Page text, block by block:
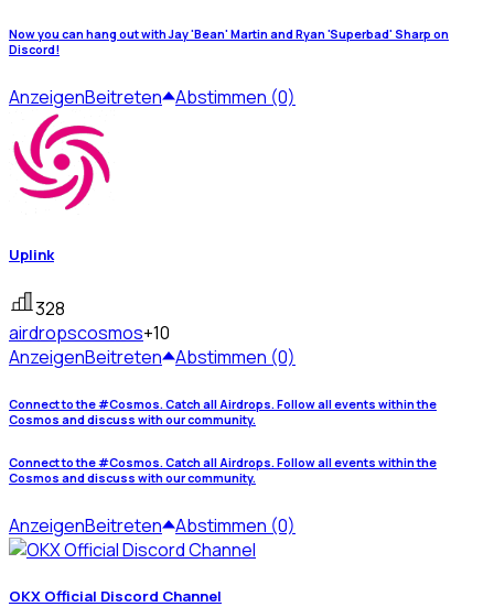
Now you can hang out with Jay 'Bean' Martin and Ryan 'Superbad' Sharp on
Discord!
AnzeigenBeitreten Abstimmen (0)
Uplink
328
airdropscosmos+10
AnzeigenBeitreten Abstimmen (0)
Connect to the #Cosmos. Catch all Airdrops. Follow all events within the
Cosmos and discuss with our community.
Connect to the #Cosmos. Catch all Airdrops. Follow all events within the
Cosmos and discuss with our community.
AnzeigenBeitreten Abstimmen (0)
OKX Official Discord Channel